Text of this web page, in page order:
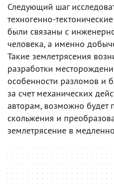
Следующий шаг
техногенно-
были связаны с
человека, а именно
Такие землетрясения
разработки
особенности разломов и
за счет механических
авторам, возможно будет
скольжения и
землетрясение в